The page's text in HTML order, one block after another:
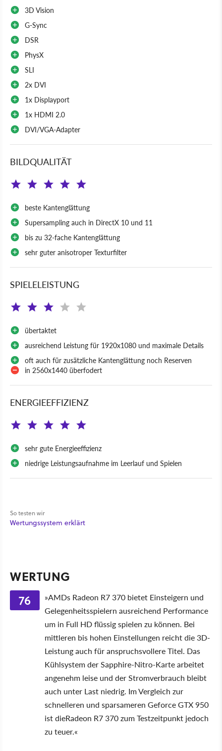
3D Vision
G-Sync
DSR
PhysX
SLI
2x DVI
1x Displayport
1x HDMI 2.0
DVI/VGA-Adapter
BILDQUALITÄT
beste Kantenglättung
Supersampling auch in DirectX 10 und 11
bis zu 32-fache Kantenglättung
sehr guter anisotroper Texturfilter
SPIELELEISTUNG
übertaktet
ausreichend Leistung für 1920x1080 und maximale Details
oft auch für zusätzliche Kantenglättung noch Reserven
in 2560x1440 überfodert
ENERGIEEFFIZIENZ
sehr gute Energieeffizienz
niedrige Leistungsaufnahme im Leerlauf und Spielen
So testen wir
Wertungssystem erklärt
WERTUNG
76
»AMDs Radeon R7 370 bietet Einsteigern und
Gelegenheitsspielern ausreichend Performance
um in Full HD flüssig spielen zu können. Bei
mittleren bis hohen Einstellungen reicht die 3D-
Leistung auch für anspruchsvollere Titel. Das
Kühlsystem der Sapphire-Nitro-Karte arbeitet
angenehm leise und der Stromverbrauch bleibt
auch unter Last niedrig. Im Vergleich zur
schnelleren und sparsameren Geforce GTX 950
ist dieRadeon R7 370 zum Testzeitpunkt jedoch
zu teuer.«